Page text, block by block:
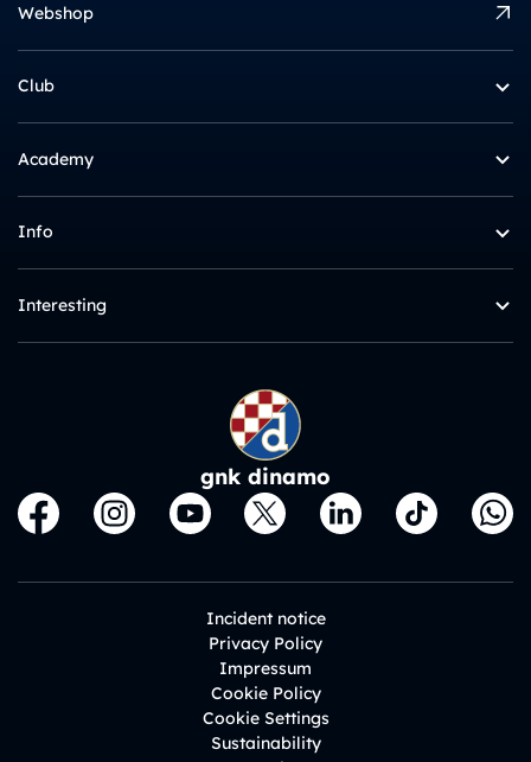
Webshop
Club
Academy
Info
Interesting
gnk dinamo
Incident notice
Privacy Policy
Impressum
Cookie Policy
Cookie Settings
Sustainability